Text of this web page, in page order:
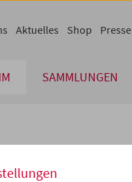
SAMMLUNGEN
Aktuelles Shop Presse